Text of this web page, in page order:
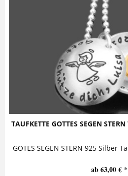
TAUFKETTE GOTTES SEGEN
ab 63,00 € *